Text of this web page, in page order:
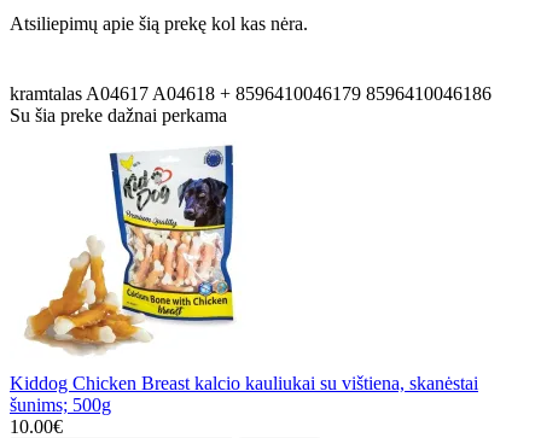
Atsiliepimų apie šią prekę kol kas nėra.
kramtalas A04617 A04618 + 8596410046179 8596410046186
Su šia preke dažnai perkama
Kiddog Chicken Breast kalcio kauliukai su vištiena, skanėstai
šunims; 500g
10.00€